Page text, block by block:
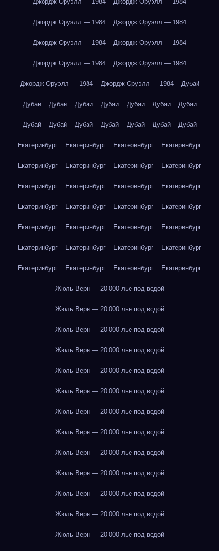
Джордж Оруэлл — 1984 Джордж Оруэлл — 1984
Джордж Оруэлл — 1984 Джордж Оруэлл — 1984
Джордж Оруэлл — 1984 Джордж Оруэлл — 1984
Джордж Оруэлл — 1984 Джордж Оруэлл — 1984
Джордж Оруэлл — 1984 Джордж Оруэлл — 1984 Дубай
Дубай Дубай Дубай Дубай Дубай Дубай Дубай
Дубай Дубай Дубай Дубай Дубай Дубай Дубай
Екатеринбург Екатеринбург Екатеринбург Екатеринбург
Екатеринбург Екатеринбург Екатеринбург Екатеринбург
Екатеринбург Екатеринбург Екатеринбург Екатеринбург
Екатеринбург Екатеринбург Екатеринбург Екатеринбург
Екатеринбург Екатеринбург Екатеринбург Екатеринбург
Екатеринбург Екатеринбург Екатеринбург Екатеринбург
Екатеринбург Екатеринбург Екатеринбург Екатеринбург
Жюль Верн — 20 000 лье под водой
Жюль Верн — 20 000 лье под водой
Жюль Верн — 20 000 лье под водой
Жюль Верн — 20 000 лье под водой
Жюль Верн — 20 000 лье под водой
Жюль Верн — 20 000 лье под водой
Жюль Верн — 20 000 лье под водой
Жюль Верн — 20 000 лье под водой
Жюль Верн — 20 000 лье под водой
Жюль Верн — 20 000 лье под водой
Жюль Верн — 20 000 лье под водой
Жюль Верн — 20 000 лье под водой
Жюль Верн — 20 000 лье под водой